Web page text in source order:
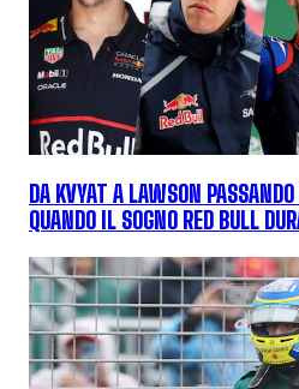
DA KVYAT A LAWSON
QUANDO IL SOGNO RED BULL